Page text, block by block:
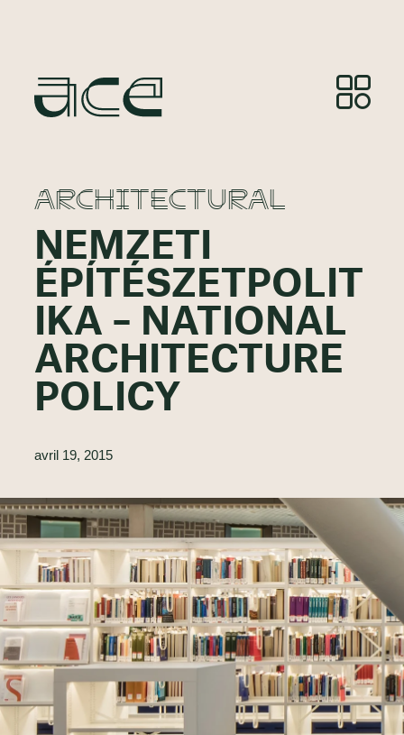
ARCHITECTURAL
NEMZETI
ÉPÍTÉSZETPOLIT
IKA – NATIONAL
ARCHITECTURE
POLICY
avril 19, 2015